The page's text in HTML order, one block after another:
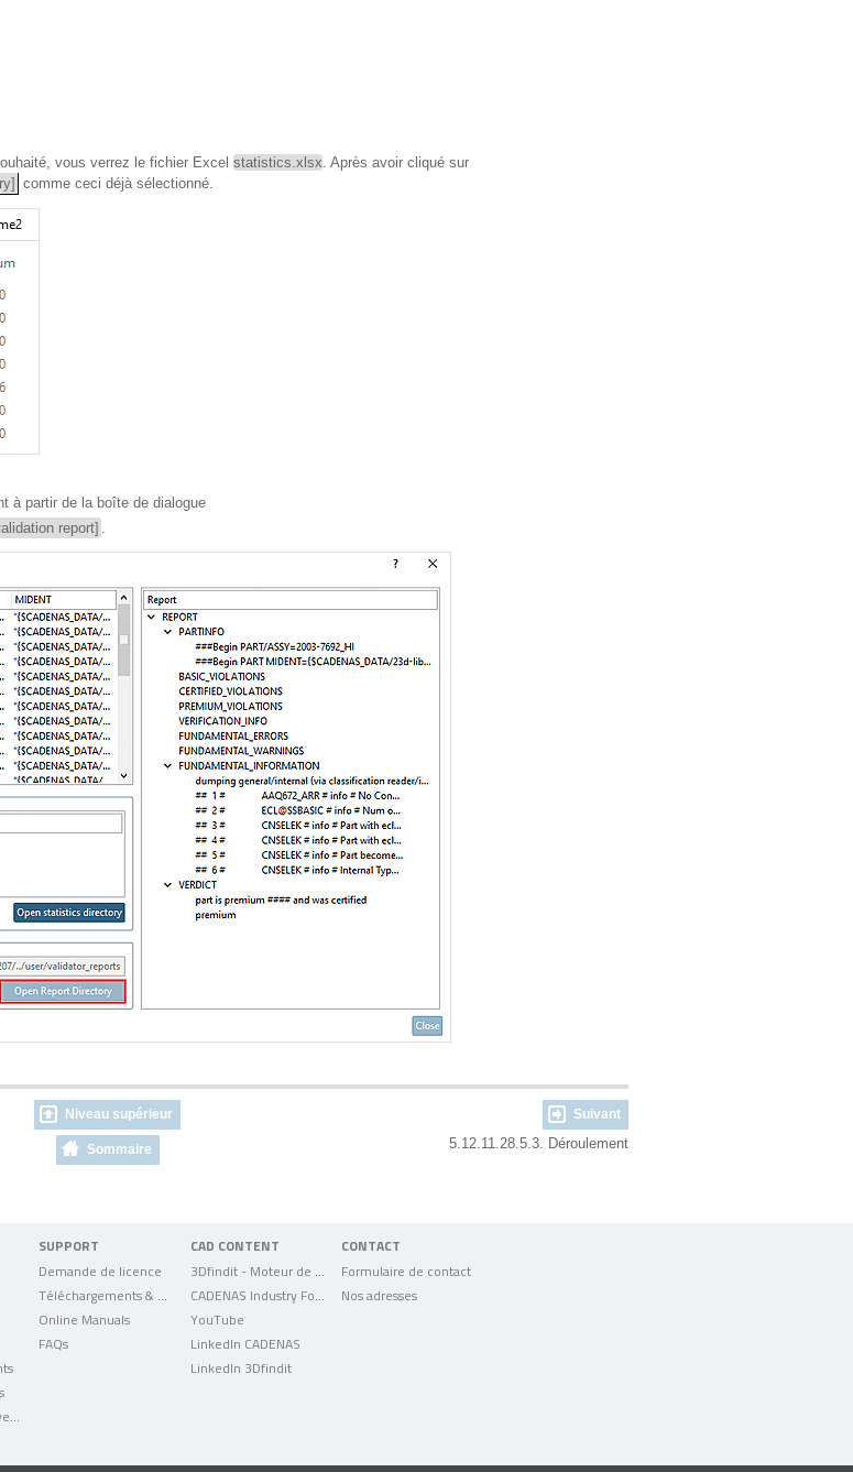
vous verrez le fichier Excel statistics.xlsx. Après avoir cliqué sur
comme ceci déjà sélectionné.
à partir de la boîte de dialogue
report] .
Niveau supérieur Suivant
Sommaire 5.12.11.28.5.3. Déroulement
SUPPORT
Demande de licence
Online Manuals
FAQs
CAD CONTENT
YouTube
LinkedIn CADENAS
LinkedIn 3Dfindit
CONTACT
Formulaire de contact
Nos adresses